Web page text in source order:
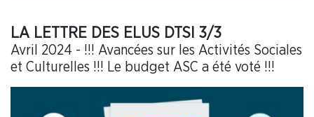
LA LETTRE DES ELUS DTSI 3/3
Avril 2024 - !!! Avancées sur les Activités Sociales
et Culturelles !!! Le budget ASC a été voté !!!